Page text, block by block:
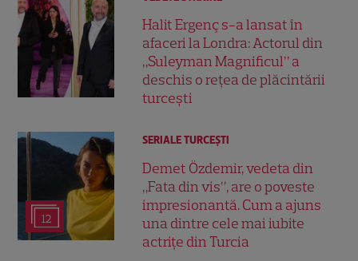
Halit Ergenç s-a lansat în
afaceri la Londra: Actorul din
„Suleyman Magnificul” a
deschis o rețea de plăcintării
turcești
12
SERIALE TURCEŞTI
Demet Özdemir, vedeta din
„Fata din vis”, are o poveste
impresionantă. Cum a ajuns
una dintre cele mai iubite
actrițe din Turcia